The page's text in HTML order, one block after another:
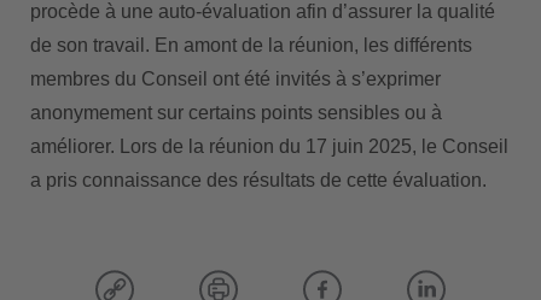
procède à une auto-évaluation afin d’assurer la qualité
de son travail. En amont de la réunion, les différents
membres du Conseil ont été invités à s’exprimer
anonymement sur certains points sensibles ou à
améliorer. Lors de la réunion du 17 juin 2025, le Conseil
a pris connaissance des résultats de cette évaluation.